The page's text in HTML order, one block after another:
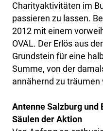
Charityaktivitäten im
passieren zu lassen.
2012 mit einem
OVAL. Der Erlös aus
Grundstein für eine
Summe, von der
annähernd zu träumen
Antenne Salzburg und
Säulen der Aktion